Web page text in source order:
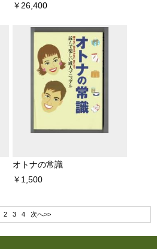
￥26,400
オトナの常識
￥1,500
2 3 4 次へ>>